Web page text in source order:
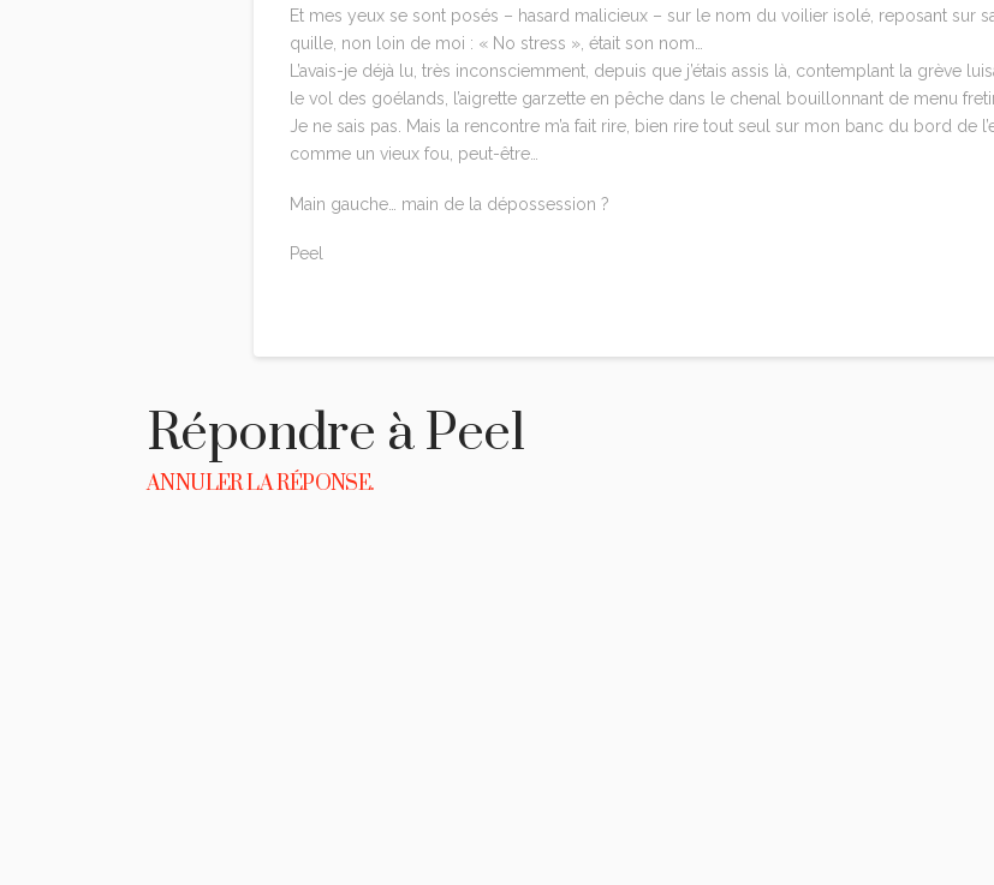
Et mes yeux se sont posés – hasard malicieux – sur le nom du voilier isolé, reposant sur
quille, non loin de moi : « No stress », était son nom…
L’avais-je déjà lu, très inconsciemment, depuis que j’étais assis là, contemplant la grève
le vol des goélands, l’aigrette garzette en pêche dans le chenal bouillonnant de menu
Je ne sais pas. Mais la rencontre m’a fait rire, bien rire tout seul sur mon banc du bord de
comme un vieux fou, peut-être…
Main gauche… main de la dépossession ?
Peel
Répondre àPeel
ANNULER LA RÉPONSE.